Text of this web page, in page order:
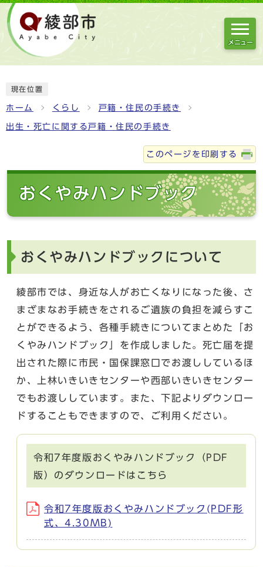
メニュー
現在位置
ホーム くらし 戸籍・住民の手続き
出生・死亡に関する戸籍・住民の手続き
このページを印刷する
おくやみハンドブック
おくやみハンドブックについて
綾部市では、身近な人がお亡くなりになった後、さ
まざまなお手続きをされるご遺族の負担を減らすこ
とができるよう、各種手続きについてまとめた「お
くやみハンドブック」を作成しました。死亡届を提
出された際に市民・国保課窓口でお渡ししているほ
か、上林いきいきセンターや西部いきいきセンター
でもお渡ししています。また、下記よりダウンロー
ドすることもできますので、ご利用ください。
令和7年度版おくやみハンドブック（PDF
版）のダウンロードはこちら
令和7年度版おくやみハンドブック(PDF形
式、4.30MB)